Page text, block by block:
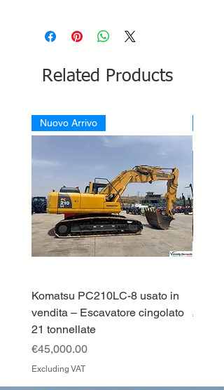
Related Products
Nuovo Arrivo
Komatsu PC210LC-8 usato in
vendita – Escavatore cingolato
21 tonnellate
Price
€45,000.00
Excluding VAT
Price